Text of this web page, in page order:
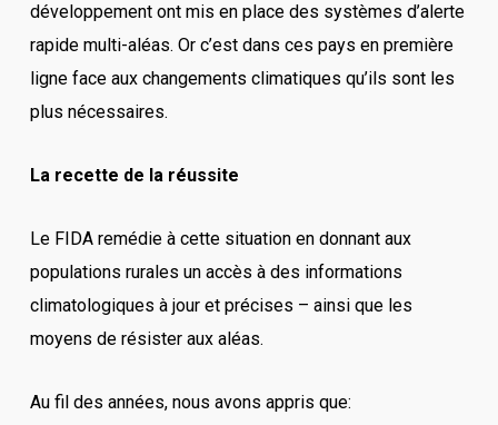
développement ont mis en place des systèmes d’alerte
rapide multi-aléas. Or c’est dans ces pays en première
ligne face aux changements climatiques qu’ils sont les
plus nécessaires.
La recette de la réussite
Le FIDA remédie à cette situation en donnant aux
populations rurales un accès à des informations
climatologiques à jour et précises – ainsi que les
moyens de résister aux aléas.
Au fil des années, nous avons appris que: